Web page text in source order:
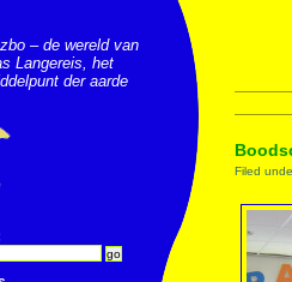
– de wereld van
Langereis, het
der aarde
Filed